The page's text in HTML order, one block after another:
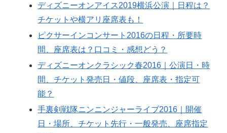
ディズニーオンアイス2019横浜公演｜日程は？
チケットや横アリ座席表も！
ピクサーインコンサート2016の日程・所要時
間、座席表は？口コミ・感想どう？
ディズニーオンクラシック春2016｜公演日・時
間、チケット発売日・値段、座席表・指定可
能？
手裏剣戦隊ニンニンジャーライブ2016｜開催
日・場所、チケット先行・一般発売、座席指定